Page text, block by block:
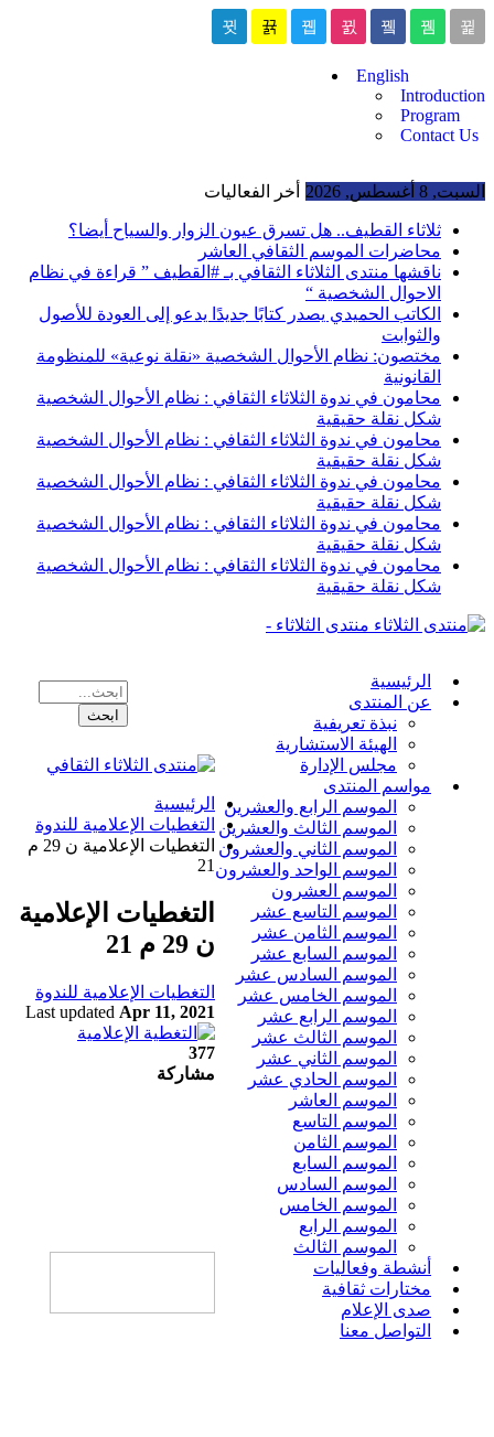
English
Introduction
Program
Contact Us
السبت, 8 أغسطس, 2026 أخر الفعاليات
ثلاثاء القطيف.. هل تسرق عيون الزوار والسياح أيضا؟
محاضرات الموسم الثقافي العاشر
ناقشها منتدى الثلاثاء الثقافي بـ #القطيف ” قراءة في نظام
الاحوال الشخصية “
الكاتب الحميدي يصدر كتابًا جديدًا يدعو إلى العودة للأصول
والثوابت
مختصون: نظام الأحوال الشخصية «نقلة نوعية» للمنظومة
القانونية
محامون في ندوة الثلاثاء الثقافي : نظام الأحوال الشخصية
شكل نقلة حقيقية
محامون في ندوة الثلاثاء الثقافي : نظام الأحوال الشخصية
شكل نقلة حقيقية
محامون في ندوة الثلاثاء الثقافي : نظام الأحوال الشخصية
شكل نقلة حقيقية
محامون في ندوة الثلاثاء الثقافي : نظام الأحوال الشخصية
شكل نقلة حقيقية
محامون في ندوة الثلاثاء الثقافي : نظام الأحوال الشخصية
شكل نقلة حقيقية
منتدى الثلاثاء -
الرئيسية
عن المنتدى
نبذة تعريفية
الهيئة الاستشارية
مجلس الإدارة
مواسم المنتدى
الموسم الرابع والعشرين
الموسم الثالث والعشرين
الموسم الثاني والعشرون
الموسم الواحد والعشرون
الموسم العشرون
الموسم التاسع عشر
الموسم الثامن عشر
الموسم السابع عشر
الموسم السادس عشر
الموسم الخامس عشر
الموسم الرابع عشر
الموسم الثالث عشر
الموسم الثاني عشر
الموسم الحادي عشر
الموسم العاشر
الموسم التاسع
الموسم الثامن
الموسم السابع
الموسم السادس
الموسم الخامس
الموسم الرابع
الموسم الثالث
أنشطة وفعاليات
مختارات ثقافية
صدى الإعلام
التواصل معنا
الرئيسية
التغطيات الإعلامية للندوة
التغطيات الإعلامية ن 29 م
21
التغطيات الإعلامية
ن 29 م 21
التغطيات الإعلامية للندوة
Last updated Apr 11, 2021
377
مشاركة